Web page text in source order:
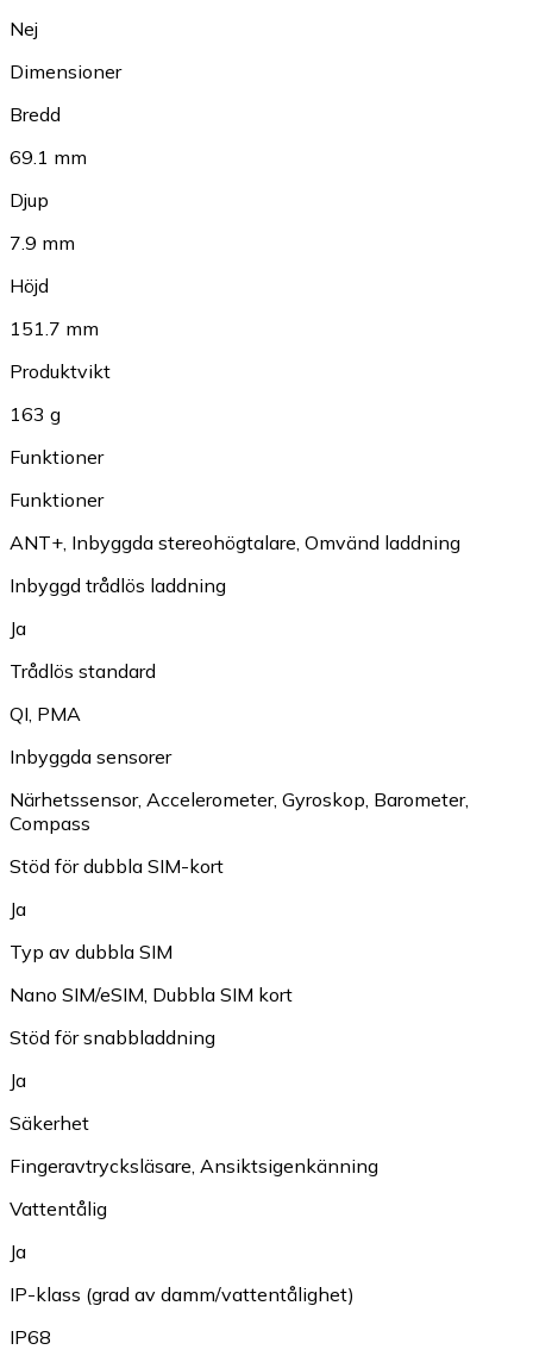
Nej
Dimensioner
Bredd
69.1 mm
Djup
7.9 mm
Höjd
151.7 mm
Produktvikt
163 g
Funktioner
Funktioner
ANT+, Inbyggda stereohögtalare, Omvänd laddning
Inbyggd trådlös laddning
Ja
Trådlös standard
QI, PMA
Inbyggda sensorer
Närhetssensor, Accelerometer, Gyroskop, Barometer,
Compass
Stöd för dubbla SIM-kort
Ja
Typ av dubbla SIM
Nano SIM/eSIM, Dubbla SIM kort
Stöd för snabbladdning
Ja
Säkerhet
Fingeravtrycksläsare, Ansiktsigenkänning
Vattentålig
Ja
IP-klass (grad av damm/vattentålighet)
IP68